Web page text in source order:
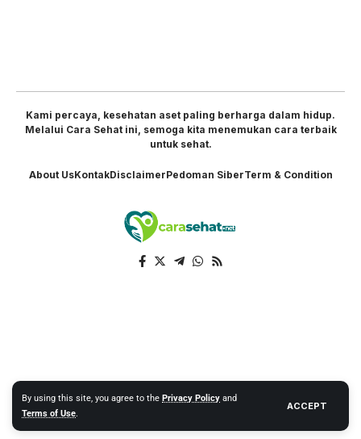
By using this site, you agree to the Privacy Policy and
Terms of Use.
ACCEPT
Kami percaya, kesehatan aset paling berharga dalam hidup.
Melalui Cara Sehat ini, semoga kita menemukan cara terbaik
untuk sehat.
About UsKontakDisclaimerPedoman SiberTerm & Condition